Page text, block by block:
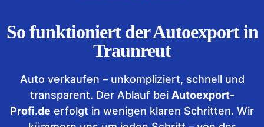
So funktioniert der Autoexport in
Traunreut
Auto verkaufen – unkompliziert, schnell und
transparent. Der Ablauf bei Autoexport-
Profi.de erfolgt in wenigen klaren Schritten. Wir